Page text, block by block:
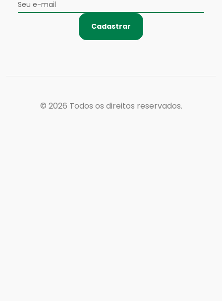
Cadastrar
© 2026 Todos os direitos reservados.